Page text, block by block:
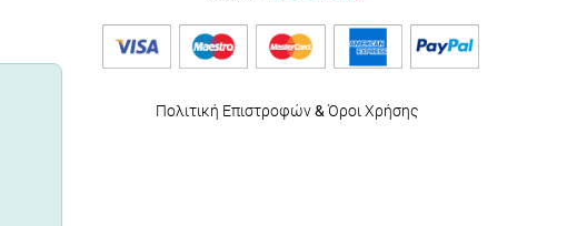
Πολιτική Επιστροφών& Όροι Χρήσης